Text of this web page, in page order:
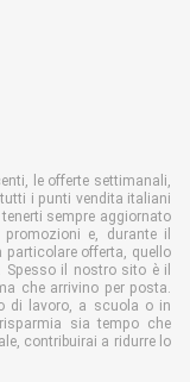
le offerte settimanali,
tutti i punti vendita italiani
sempre aggiornato
e, durante il
particolare offerta, quello
il nostro sito è il
che arrivino per posta.
di lavoro, a scuola o in
sia tempo che
contribuirai a ridurre lo